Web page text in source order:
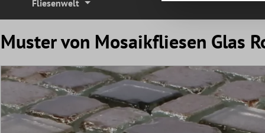
Fliesenwelt
Muster von Mosaikfliesen Glas